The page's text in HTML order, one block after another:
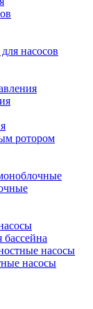
насосов
ротором
насосы
насосы